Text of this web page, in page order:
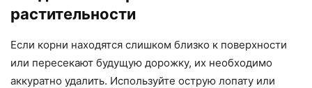
растительности
Если корни находятся слишком близко к поверхности
или пересекают будущую дорожку, их необходимо
аккуратно удалить. Используйте острую лопату или